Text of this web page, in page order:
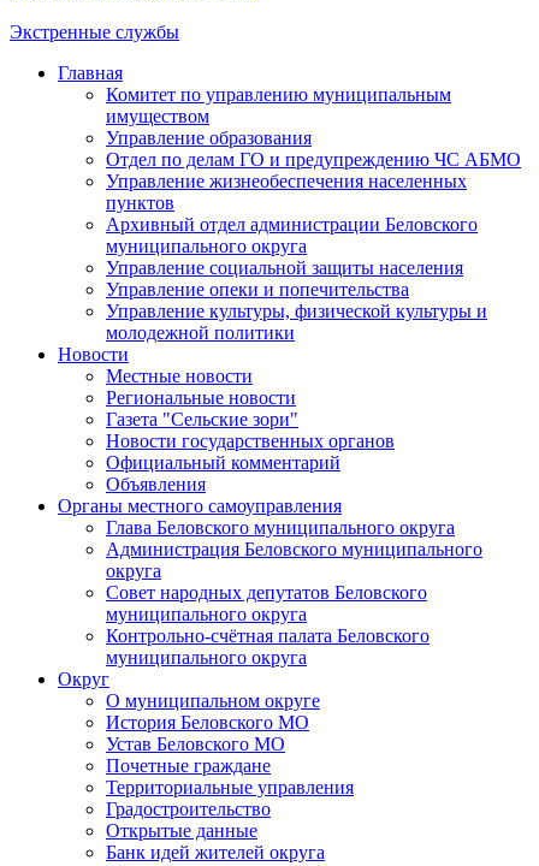
Экстренные службы
Главная
Комитет по управлению муниципальным
имуществом
Управление образования
Отдел по делам ГО и предупреждению ЧС АБМО
Управление жизнеобеспечения населенных
пунктов
Архивный отдел администрации Беловского
муниципального округа
Управление социальной защиты населения
Управление опеки и попечительства
Управление культуры, физической культуры и
молодежной политики
Новости
Местные новости
Региональные новости
Газета "Сельские зори"
Новости государственных органов
Официальный комментарий
Объявления
Органы местного самоуправления
Глава Беловского муниципального округа
Администрация Беловского муниципального
округа
Совет народных депутатов Беловского
муниципального округа
Контрольно-счётная палата Беловского
муниципального округа
Округ
О муниципальном округе
История Беловского МО
Устав Беловского МО
Почетные граждане
Территориальные управления
Градостроительство
Открытые данные
Банк идей жителей округа